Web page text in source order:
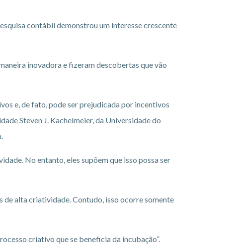
contábil demonstrou um interesse crescente
inovadora e fizeram descobertas que vão
e, de fato, pode ser prejudicada por incentivos
Steven J. Kachelmeier, da Universidade do
No entanto, eles supõem que isso possa ser
de alta criatividade. Contudo, isso ocorre somente
criativo que se beneficia da incubação”.